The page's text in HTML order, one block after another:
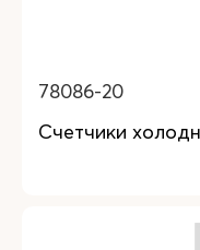
78086-20
Счетчики